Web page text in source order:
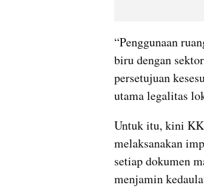
“Penggunaan
biru dengan
persetujuan
utama legalitas
Untuk itu, kini
melaksanakan
setiap dokumen
menjamin